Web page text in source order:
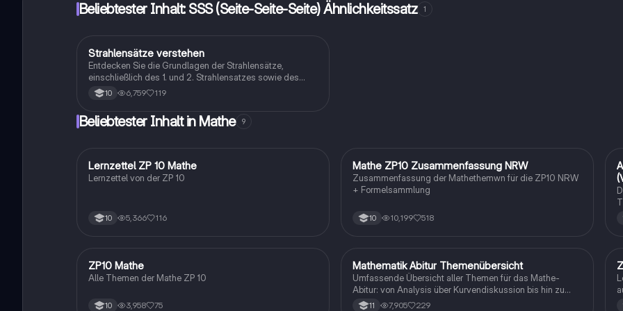
Beliebtester Inhalt: SSS (Seite-Seite-Seite) Ähnlichkeitssatz 1
Mathe
Strahlensätze verstehen
Entdecken Sie die Grundlagen der Strahlensätze,
einschließlich des 1. und 2. Strahlensatzes sowie des
erweiterten 1. Strahlensatzes. Diese Zusammenfassung
bietet klare Erklärungen, wichtige Formeln und praktische
Tipps zur Anwendung der Theoreme in der Geometrie.
Ideal für Schüler, die sich auf Prüfungen vorbereiten oder
10 6,759 119
Beliebtester Inhalt in Mathe 9
Mathe
Lernzettel ZP 10 Mathe
Lernzettel von der ZP 10
10 5,366 116
Mathe
Mathe ZP10 Zusammenfassung NRW
Zusammenfassung der Mathethemwn für die ZP10 NRW
+ Formelsammlung
10 10,199 518
Mathe
ZP10 Mathe
Alle Themen der Mathe ZP 10
10 3,958 75
Mathe
Mathematik Abitur Themenübersicht
Umfassende Übersicht aller Themen für das Mathe-
Abitur: von Analysis über Kurvendiskussion bis hin zu
Integralrechnung und Stochastik. Ideal für die
11 7,905 229